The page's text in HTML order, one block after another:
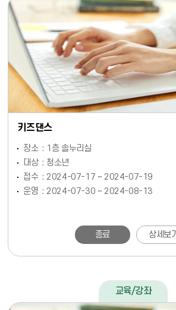
키즈댄스
장소
1층 솔누리실
대상
청소년
접수
2024-07-17 ~ 2024-07-19
운영
2024-07-30 ~ 2024-08-13
종료 상세보기
교육/강좌